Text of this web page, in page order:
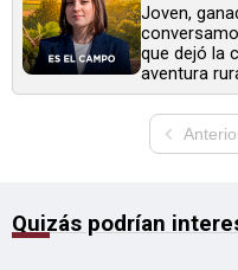
Joven,
que dejó la
aventura
Quizás podrían